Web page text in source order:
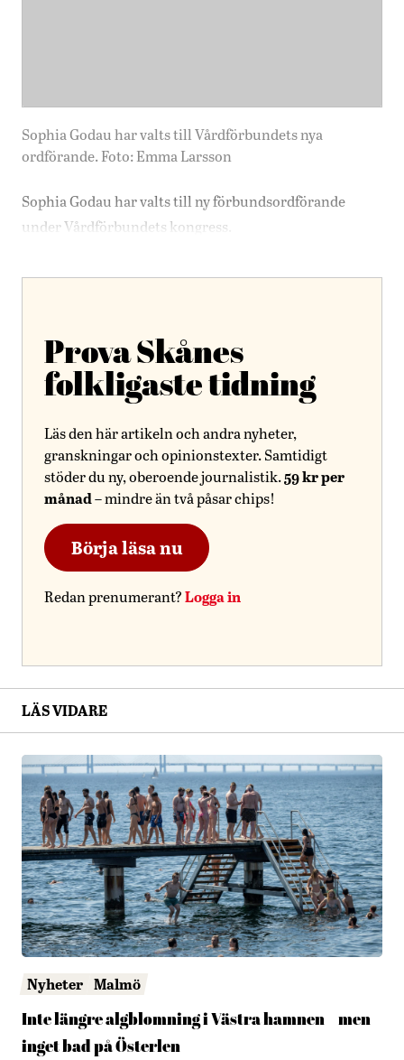
Sophia Godau har valts till Vårdförbundets nya
ordförande. Foto: Emma Larsson
Sophia Godau har valts till ny förbundsordförande
under Vårdförbundets kongress.
Prova Skånes
folkligaste tidning
Läs den här artikeln och andra nyheter,
granskningar och opinionstexter. Samtidigt
stöder du ny, oberoende journalistik.59 kr per
månad– mindre än två påsar chips!
Börja läsa nu
Redan prenumerant?Logga in
LÄS VIDARE
Nyheter Malmö
Inte längre algblomning i Västra hamnen – men
inget bad på Österlen